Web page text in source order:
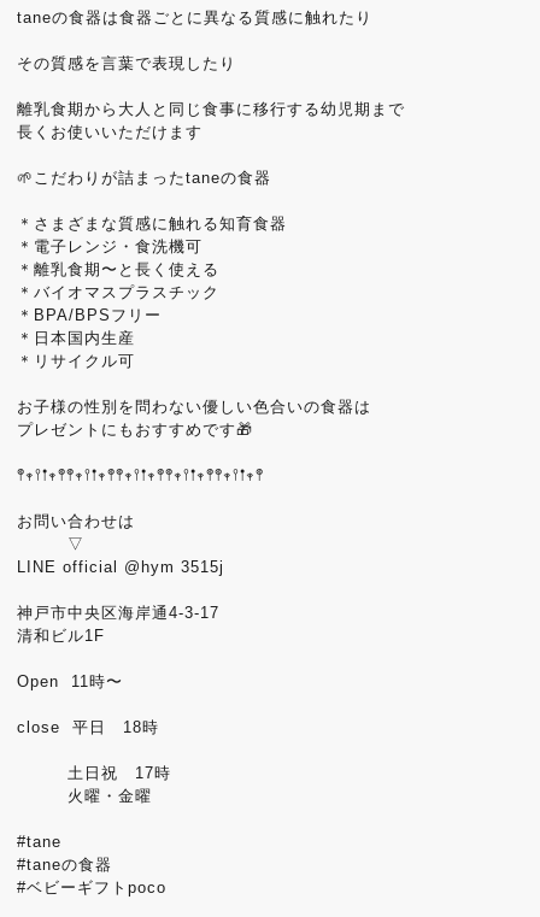
taneの食器は食器ごとに異なる質感に触れたり
その質感を言葉で表現したり
離乳食期から大人と同じ食事に移行する幼児期まで
長くお使いいただけます
🌱こだわりが詰まったtaneの食器
＊さまざまな質感に触れる知育食器
＊電子レンジ・食洗機可
＊離乳食期〜と長く使える
＊バイオマスプラスチック
＊BPA/BPSフリー
＊日本国内生産
＊リサイクル可
お子様の性別を問わない優しい色合いの食器は
プレゼントにもおすすめです🎁
𖤣𖥧𖥣𖡡𖥧𖤣𖤣𖥧𖥣𖡡𖥧𖤣𖤣𖥧𖥣𖡡𖥧𖤣𖤣𖥧𖥣𖡡𖥧𖤣𖤣𖥧𖥣𖡡𖥧𖤣
お問い合わせは
▽
LINE official @hym 3515j
神戸市中央区海岸通4-3-17
清和ビル1F
Open 11時〜
close 平日 18時
土日祝 17時
火曜・金曜
#tane
#taneの食器
#ベビーギフトpoco